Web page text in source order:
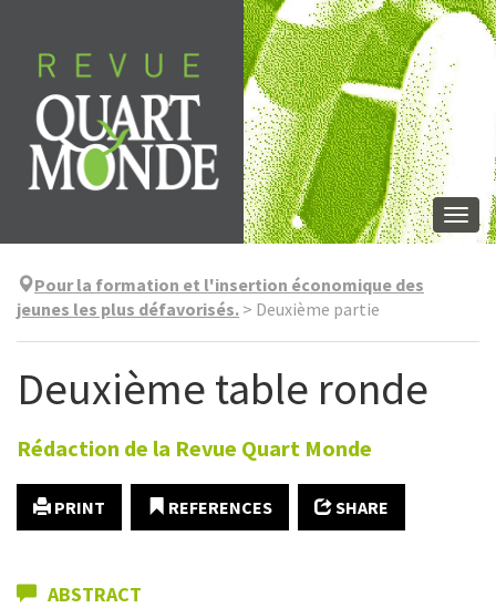
content
Pour la formation et l'insertion économique des
jeunes les plus défavorisés. > Deuxième partie
Deuxième table ronde
Rédaction de la Revue Quart Monde
PRINT REFERENCES SHARE
ABSTRACT